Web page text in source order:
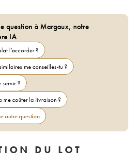
question à Margaux, notre
IA
l'accorder ?
me conseilles-tu ?
servir ?
me coûter la livraison ?
autre question
DU LOT